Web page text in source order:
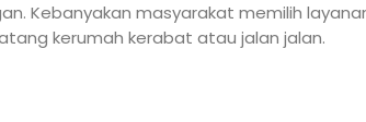
Kebanyakan masyarakat memilih
kerumah kerabat atau jalan jalan.